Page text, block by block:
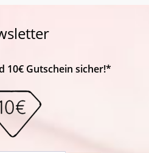
10€ Gutschein sicher!*